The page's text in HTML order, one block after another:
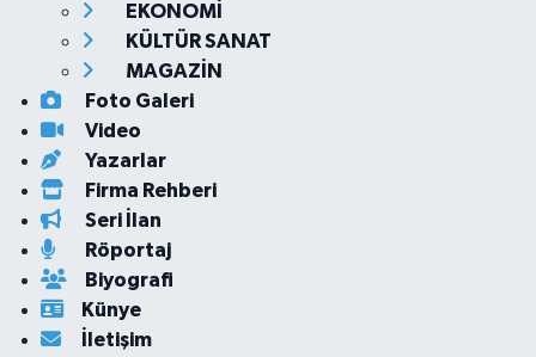
EKONOMİ
KÜLTÜR SANAT
MAGAZİN
Foto Galeri
Video
Yazarlar
Firma Rehberi
Seri İlan
Röportaj
Biyografi
Künye
İletişim